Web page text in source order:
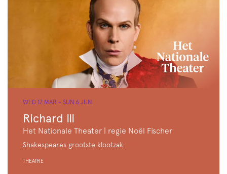
Richard III
Het Nationale Theater | regie Noël Fischer
WED 17 MAR - SUN 6 JUN
Shakespeares grootste klootzak
THEATRE